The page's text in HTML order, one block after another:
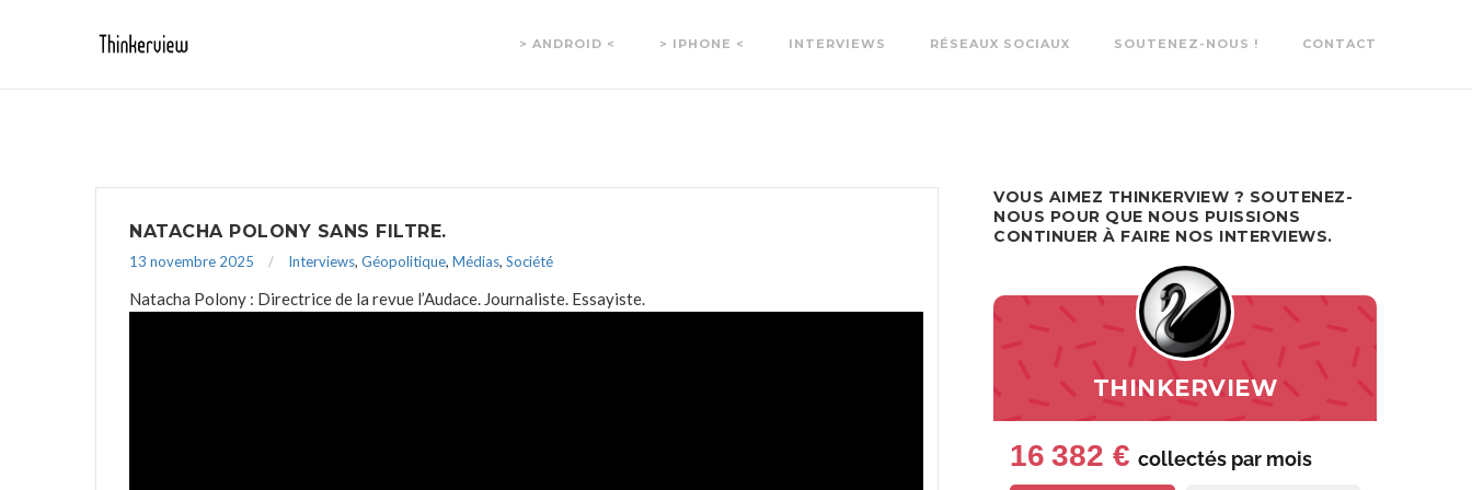
> ANDROID < > IPHONE < INTERVIEWS RÉSEAUX SOCIAUX SOUTENEZ-NOUS ! CONTACT
NATACHA POLONY SANS FILTRE.
13 novembre 2025 Interviews, Géopolitique, Médias, Société
Natacha Polony : Directrice de la revue l’Audace. Journaliste. Essayiste.
VOUS AIMEZ THINKERVIEW ? SOUTENEZ-
NOUS POUR QUE NOUS PUISSIONS
CONTINUER À FAIRE NOS INTERVIEWS.
THINKERVIEW
16 382 € collectés par mois